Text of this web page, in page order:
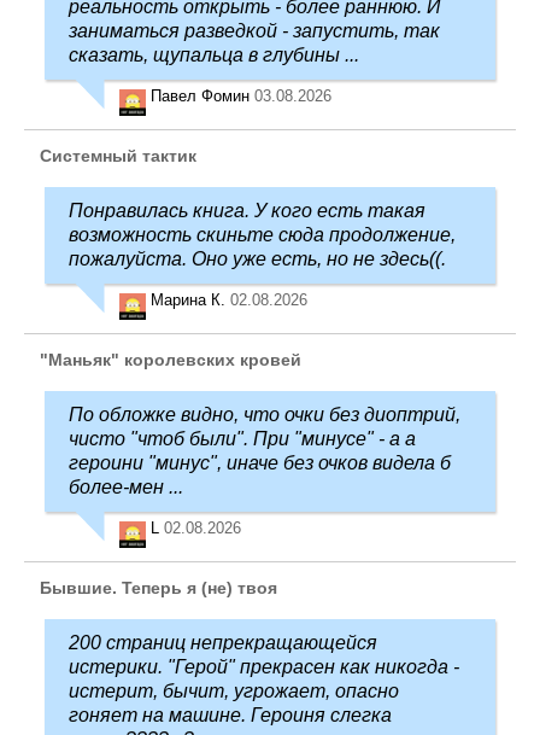
реальность открыть - более раннюю. И
заниматься разведкой - запустить, так
сказать, щупальца в глубины ...
Павел Фомин 03.08.2026
Системный тактик
Понравилась книга. У кого есть такая
возможность скиньте сюда продолжение,
пожалуйста. Оно уже есть, но не здесь((.
Марина К. 02.08.2026
"Маньяк" королевских кровей
По обложке видно, что очки без диоптрий,
чисто "чтоб были". При "минусе" - а а
героини "минус", иначе без очков видела б
более-мен ...
L 02.08.2026
Бывшие. Теперь я (не) твоя
200 страниц непрекращающейся
истерики. "Герой" прекрасен как никогда -
истерит, бычит, угрожает, опасно
гоняет на машине. Героиня слегка